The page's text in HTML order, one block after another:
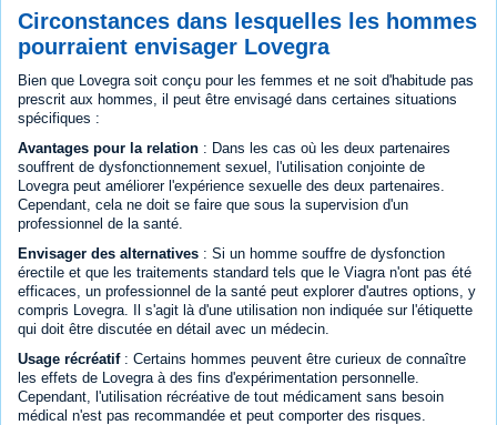
Circonstances dans lesquelles les hommes
pourraient envisager Lovegra
Bien que Lovegra soit conçu pour les femmes et ne soit d'habitude pas
prescrit aux hommes, il peut être envisagé dans certaines situations
spécifiques :
Avantages pour la relation : Dans les cas où les deux partenaires
souffrent de dysfonctionnement sexuel, l'utilisation conjointe de
Lovegra peut améliorer l'expérience sexuelle des deux partenaires.
Cependant, cela ne doit se faire que sous la supervision d'un
professionnel de la santé.
Envisager des alternatives : Si un homme souffre de dysfonction
érectile et que les traitements standard tels que le Viagra n'ont pas été
efficaces, un professionnel de la santé peut explorer d'autres options, y
compris Lovegra. Il s'agit là d'une utilisation non indiquée sur l'étiquette
qui doit être discutée en détail avec un médecin.
Usage récréatif: Certains hommes peuvent être curieux de connaître
les effets de Lovegra à des fins d'expérimentation personnelle.
Cependant, l'utilisation récréative de tout médicament sans besoin
médical n'est pas recommandée et peut comporter des risques.